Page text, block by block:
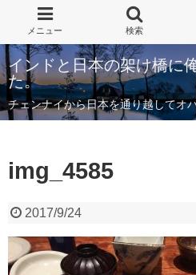
インドと日本の架け橋に
た。
チェンナイから日本を通り越してオ
img_4585
2017/9/24